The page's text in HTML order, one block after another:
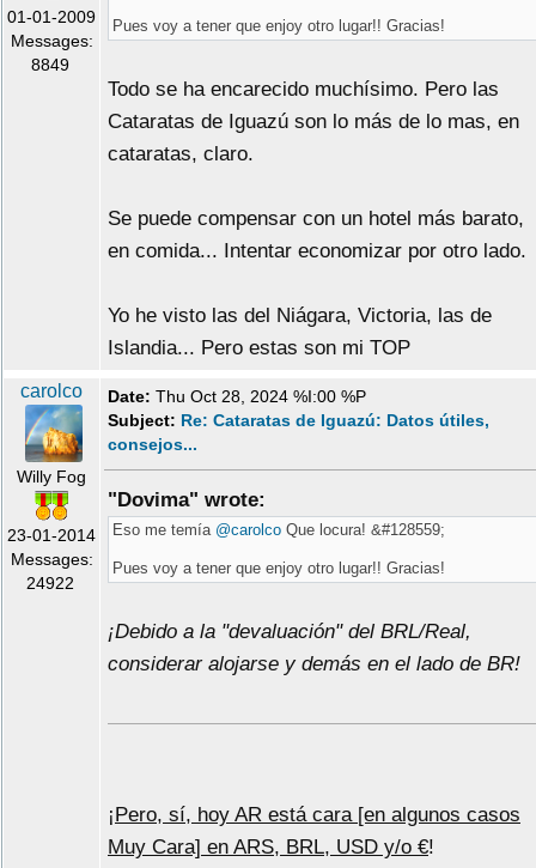
01-01-2009
Messages:
8849
Pues voy a tener que enjoy otro lugar!! Gracias!
Todo se ha encarecido muchísimo. Pero las
Cataratas de Iguazú son lo más de lo mas, en
cataratas, claro.
Se puede compensar con un hotel más barato,
en comida... Intentar economizar por otro lado.
Yo he visto las del Niágara, Victoria, las de
Islandia... Pero estas son mi TOP
carolco
Willy Fog
23-01-2014
Messages:
24922
Date: Thu Oct 28, 2024 %I:00 %P
Subject: Re: Cataratas de Iguazú: Datos útiles,
consejos...
"Dovima" wrote:
Eso me temía @carolco Que locura! &#128559;
Pues voy a tener que enjoy otro lugar!! Gracias!
¡Debido a la "devaluación" del BRL/Real,
considerar alojarse y demás en el lado de BR!
¡ Pero, sí, hoy AR está cara [en algunos casos
Muy Cara] en ARS, BRL, USD y/o €!